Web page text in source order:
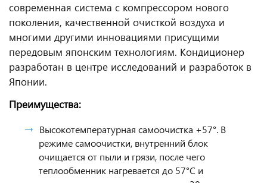
современная система с компрессором нового
поколения, качественной очисткой воздуха и
многими другими инновациями присущими
передовым японским технологиям. Кондиционер
разработан в центре исследований и разработок в
Японии.
Преимущества:
Высокотемпературная самоочистка +57°. В
режиме самоочистки, внутренний блок
очищается от пыли и грязи, после чего
теплообменник нагревается до 57°С и